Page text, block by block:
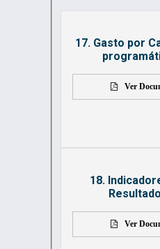
17. Gasto por
Ver
18.
Ver